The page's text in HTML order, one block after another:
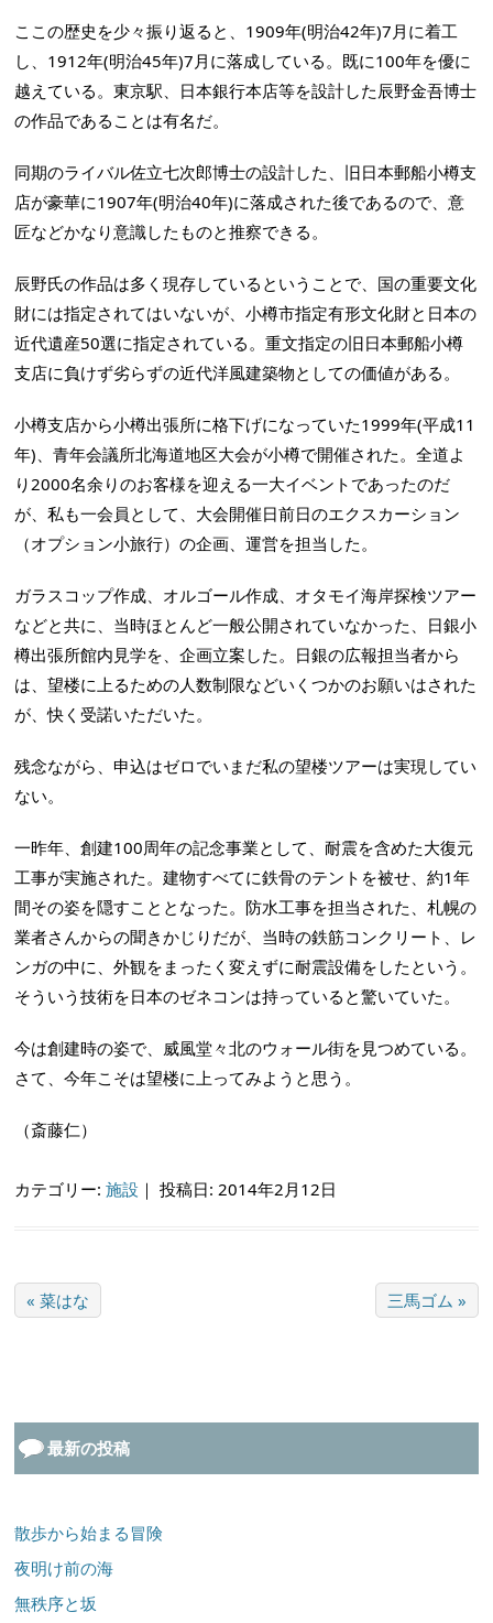
ここの歴史を少々振り返ると、1909年(明治42年)7月に着工
し、1912年(明治45年)7月に落成している。既に100年を優に
越えている。東京駅、日本銀行本店等を設計した辰野金吾博士
の作品であることは有名だ。
同期のライバル佐立七次郎博士の設計した、旧日本郵船小樽支
店が豪華に1907年(明治40年)に落成された後であるので、意
匠などかなり意識したものと推察できる。
辰野氏の作品は多く現存しているということで、国の重要文化
財には指定されてはいないが、小樽市指定有形文化財と日本の
近代遺産50選に指定されている。重文指定の旧日本郵船小樽
支店に負けず劣らずの近代洋風建築物としての価値がある。
小樽支店から小樽出張所に格下げになっていた1999年(平成11
年)、青年会議所北海道地区大会が小樽で開催された。全道よ
り2000名余りのお客様を迎える一大イベントであったのだ
が、私も一会員として、大会開催日前日のエクスカーション
（オプション小旅行）の企画、運営を担当した。
ガラスコップ作成、オルゴール作成、オタモイ海岸探検ツアー
などと共に、当時ほとんど一般公開されていなかった、日銀小
樽出張所館内見学を、企画立案した。日銀の広報担当者から
は、望楼に上るための人数制限などいくつかのお願いはされた
が、快く受諾いただいた。
残念ながら、申込はゼロでいまだ私の望楼ツアーは実現してい
ない。
一昨年、創建100周年の記念事業として、耐震を含めた大復元
工事が実施された。建物すべてに鉄骨のテントを被せ、約1年
間その姿を隠すこととなった。防水工事を担当された、札幌の
業者さんからの聞きかじりだが、当時の鉄筋コンクリート、レ
ンガの中に、外観をまったく変えずに耐震設備をしたという。
そういう技術を日本のゼネコンは持っていると驚いていた。
今は創建時の姿で、威風堂々北のウォール街を見つめている。
さて、今年こそは望楼に上ってみようと思う。
（斎藤仁）
カテゴリー:施設 ｜投稿日: 2014年2月12日
« 菜はな 三馬ゴム »
最新の投稿
散歩から始まる冒険
夜明け前の海
無秩序と坂